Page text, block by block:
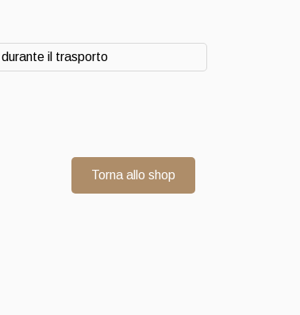
durante il trasporto
Torna allo shop